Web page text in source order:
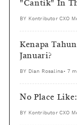
"Cantik" In
BY Kontributor CXO
Kenapa
Januari?
BY Dian Rosalina• 7
No Place
BY Kontributor CXO